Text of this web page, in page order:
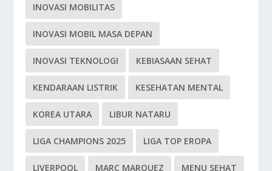
INOVASI MOBILITAS
INOVASI MOBIL MASA DEPAN
INOVASI TEKNOLOGI KEBIASAAN SEHAT
KENDARAAN LISTRIK KESEHATAN MENTAL
KOREA UTARA LIBUR NATARU
LIGA CHAMPIONS 2025 LIGA TOP EROPA
LIVERPOOL MARC MARQUEZ MENU SEHAT